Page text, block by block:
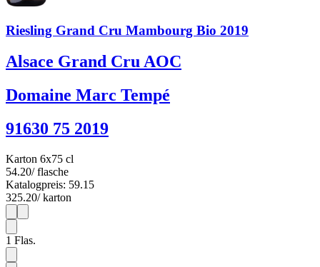
Riesling Grand Cru Mambourg Bio 2019
Alsace Grand Cru AOC
Domaine Marc Tempé
91630 75 2019
Karton 6x75 cl
54.20/ flasche
Katalogpreis: 59.15
325.20/ karton
1
1 Flas.